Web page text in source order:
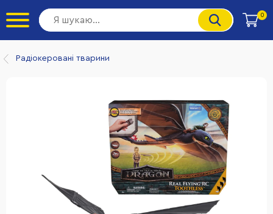
0
Радіокеровані тварини